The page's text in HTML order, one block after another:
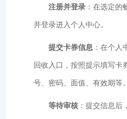
注册并登录 ：在选定的
并登录进入个人中心。
提交卡券信息 ：在个人
回收入口，按照提示填写卡
号、密码、面值、有效期等。
等待审核：提交信息后